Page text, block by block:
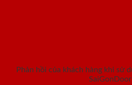
Phản hồi của khách hàng khi sử
SaiGonDoor